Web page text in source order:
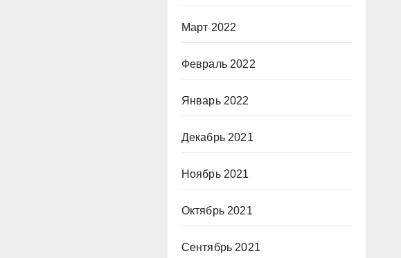
Март 2022
Февраль 2022
Январь 2022
Декабрь 2021
Ноябрь 2021
Октябрь 2021
Сентябрь 2021